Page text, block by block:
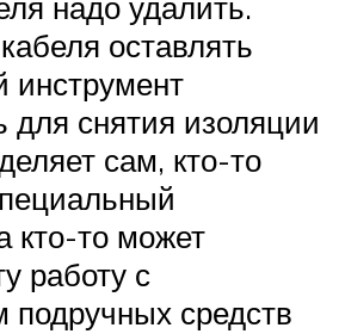
надо удалить.
оставлять
инструмент
для снятия изоляции
сам, кто-то
кто-то может
работу с
средств